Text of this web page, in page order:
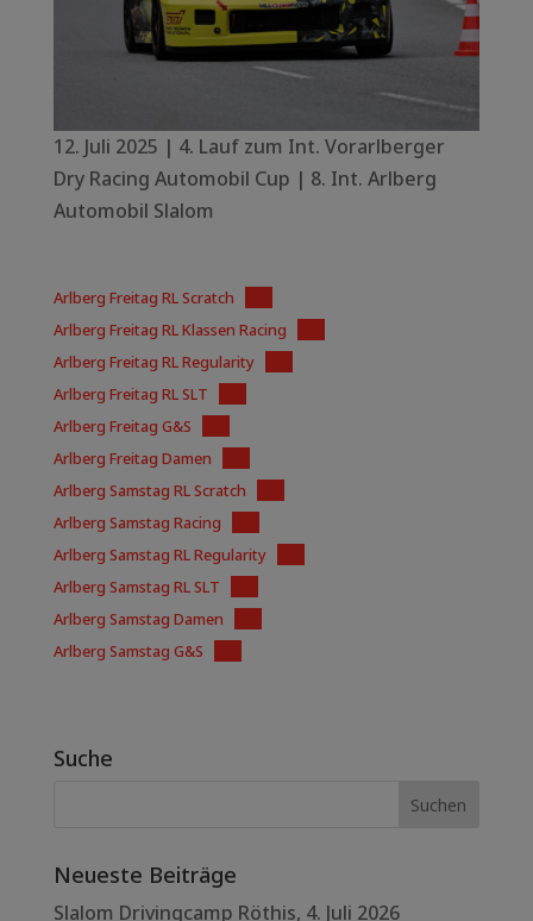
12. Juli 2025 | 4. Lauf zum Int. Vorarlberger
Dry Racing Automobil Cup | 8. Int. Arlberg
Automobil Slalom
Arlberg Freitag RL Scratch
Arlberg Freitag RL Klassen Racing
Arlberg Freitag RL Regularity
Arlberg Freitag RL SLT
Arlberg Freitag G&S
Arlberg Freitag Damen
Arlberg Samstag RL Scratch
Arlberg Samstag Racing
Arlberg Samstag RL Regularity
Arlberg Samstag RL SLT
Arlberg Samstag Damen
Arlberg Samstag G&S
Suche
Neueste Beiträge
Slalom Drivingcamp Röthis, 4. Juli 2026